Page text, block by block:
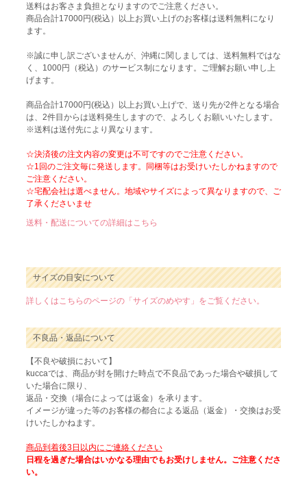
送料はお客さま負担となりますのでご注意ください。
商品合計17000円(税込）以上お買い上げのお客様は送料無料になり
ます。
※誠に申し訳ございませんが、沖縄に関しましては、送料無料ではな
く、1000円（税込）のサービス制になります。ご理解お願い申し上
げます。
商品合計17000円(税込）以上お買い上げで、送り先が2件となる場合
は、2件目からは送料発生しますので、よろしくお願いいたします。
※送料は送付先により異なります。
☆決済後の注文内容の変更は不可ですのでご注意ください。
☆1回のご注文毎に発送します。同梱等はお受けいたしかねますので
ご注意ください。
☆宅配会社は選べません。地域やサイズによって異なりますので、ご
了承くださいませ
送料・配送についての詳細はこちら
サイズの目安について
詳しくはこちらのページの「サイズのめやす」をご覧ください。
不良品・返品について
【不良や破損において】
kuccaでは、商品が封を開けた時点で不良品であった場合や破損して
いた場合に限り、
返品・交換（場合によっては返金）を承ります。
イメージが違った等のお客様の都合による返品（返金）・交換はお受
けいたしかねます。
商品到着後3日以内にご連絡ください
日程を過ぎた場合はいかなる理由でもお受けしません。ご注意くださ
い。